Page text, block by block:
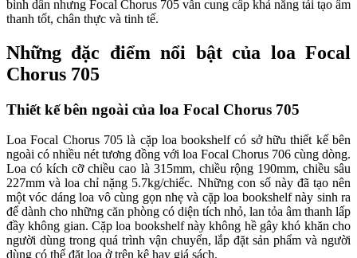
bình dân nhưng Focal Chorus 705 vẫn cung cấp khả năng tái tạo âm
thanh tốt, chân thực và tinh tế.
Những đặc điểm nổi bật của loa Focal
Chorus 705
Thiết kế bên ngoài của loa Focal Chorus 705
Loa Focal Chorus 705 là cặp loa bookshelf có sở hữu thiết kế bên
ngoài có nhiều nét tương đồng với loa Focal Chorus 706 cùng dòng.
Loa có kích cỡ chiều cao là 315mm, chiều rộng 190mm, chiều sâu
227mm và loa chỉ nặng 5.7kg/chiếc. Những con số này đã tạo nên
một vóc dáng loa vô cùng gọn nhẹ và cặp loa bookshelf này sinh ra
để dành cho những căn phòng có diện tích nhỏ, lan tỏa âm thanh lấp
đầy không gian. Cặp loa bookshelf này không hề gây khó khăn cho
người dùng trong quá trình vận chuyển, lắp đặt sản phẩm và người
dùng có thể đặt loa ở trên kệ hay giá sách.